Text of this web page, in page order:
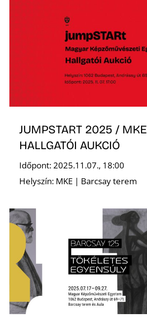
JUMPSTART 2025 / MKE
HALLGATÓI AUKCIÓ
Időpont: 2025.11.07., 18:00
Helyszín: MKE | Barcsay terem